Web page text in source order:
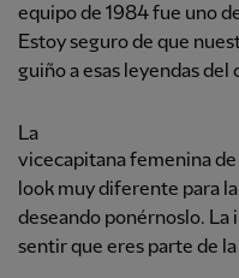
equipo de 1984 fue uno
Estoy seguro de que
guiño a esas leyendas del
La
vicecapitana femenina de
look muy diferente para
deseando ponérnoslo.
sentir que eres parte de